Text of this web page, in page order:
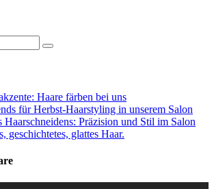
Haare färben bei uns
für Herbst-Haarstyling in unserem Salon
Haarschneidens: Präzision und Stil im Salon
geschichtetes, glattes Haar.